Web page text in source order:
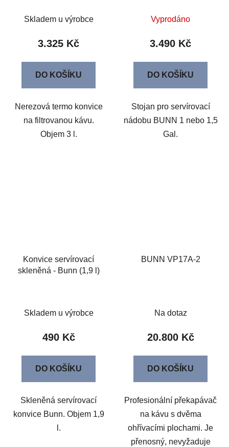
Skladem u výrobce
3.325 Kč
DO KOŠÍKU
Nerezová termo konvice
na filtrovanou kávu.
Objem 3 l.
Vyprodáno
3.490 Kč
DO KOŠÍKU
Stojan pro servírovací
nádobu BUNN 1 nebo 1,5
Gal.
Konvice servírovací
skleněná - Bunn (1,9 l)
Skladem u výrobce
490 Kč
DO KOŠÍKU
Skleněná servírovací
konvice Bunn. Objem 1,9
l.
BUNN VP17A-2
Na dotaz
20.800 Kč
DO KOŠÍKU
Profesionální překapávač
na kávu s dvěma
ohřívacími plochami. Je
přenosný, nevyžaduje